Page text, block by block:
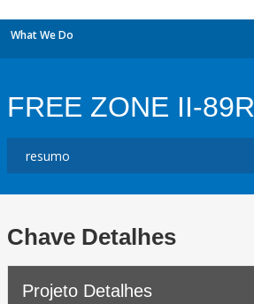
What We Do
FREE ZONE II-89R
Chave Detalhes
Projeto Detalhes